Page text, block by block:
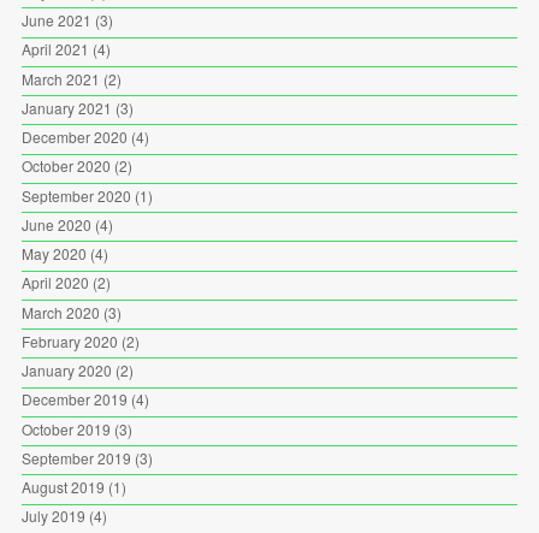
June 2021 (3)
April 2021 (4)
March 2021 (2)
January 2021 (3)
December 2020 (4)
October 2020 (2)
September 2020 (1)
June 2020 (4)
May 2020 (4)
April 2020 (2)
March 2020 (3)
February 2020 (2)
January 2020 (2)
December 2019 (4)
October 2019 (3)
September 2019 (3)
August 2019 (1)
July 2019 (4)